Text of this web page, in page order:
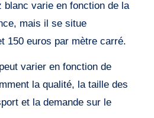
blanc varie en fonction de la
mais il se situe
150 euros par mètre carré.
varier en fonction de
la qualité, la taille des
et la demande sur le